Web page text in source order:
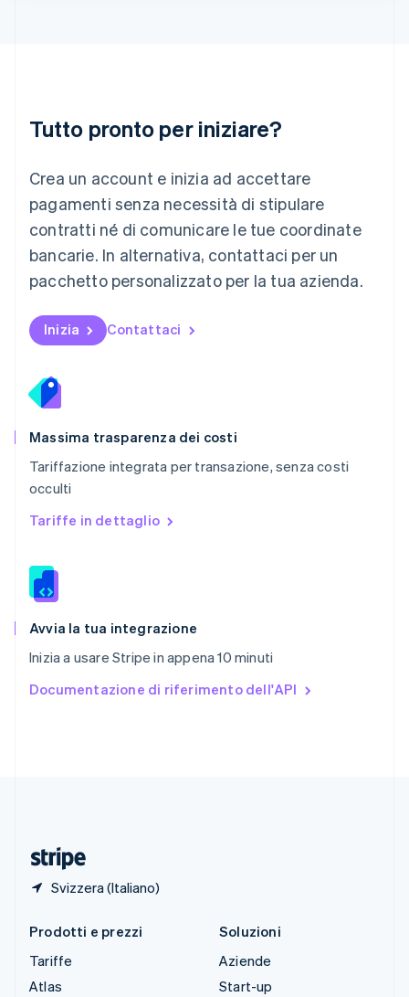
Tutto pronto per iniziare?
Crea un account e inizia ad accettare
pagamenti senza necessità di stipulare
contratti né di comunicare le tue coordinate
bancarie. In alternativa, contattaci per un
pacchetto personalizzato per la tua azienda.
Inizia Contattaci
Massima trasparenza dei costi
Tariffazione integrata per transazione, senza costi
occulti
Tariffe in dettaglio
Avvia la tua integrazione
Inizia a usare Stripe in appena 10 minuti
Documentazione di riferimento dell'API
Svizzera (Italiano)
Malta
English
EspañolEnglish
Norvegia
English
Nuova Zelanda
English
NederlandsEnglish
English
Portogallo
RAS di Hong Kong, Cina
English
English
English
Romania
English
Slovacchia
Slovenia
English Italiano
EspañolEnglish
English Español 简体中文
Prodotti e prezzi
Tariffe
Atlas
Soluzioni
Aziende
Start-up